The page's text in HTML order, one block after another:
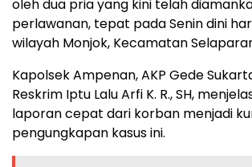
oleh dua pria yang kini telah
perlawanan, tepat pada Senin dini
wilayah Monjok, Kecamatan
Kapolsek Ampenan, AKP Gede
Reskrim Iptu Lalu Arfi K. R., SH,
laporan cepat dari korban menjadi
pengungkapan kasus ini.